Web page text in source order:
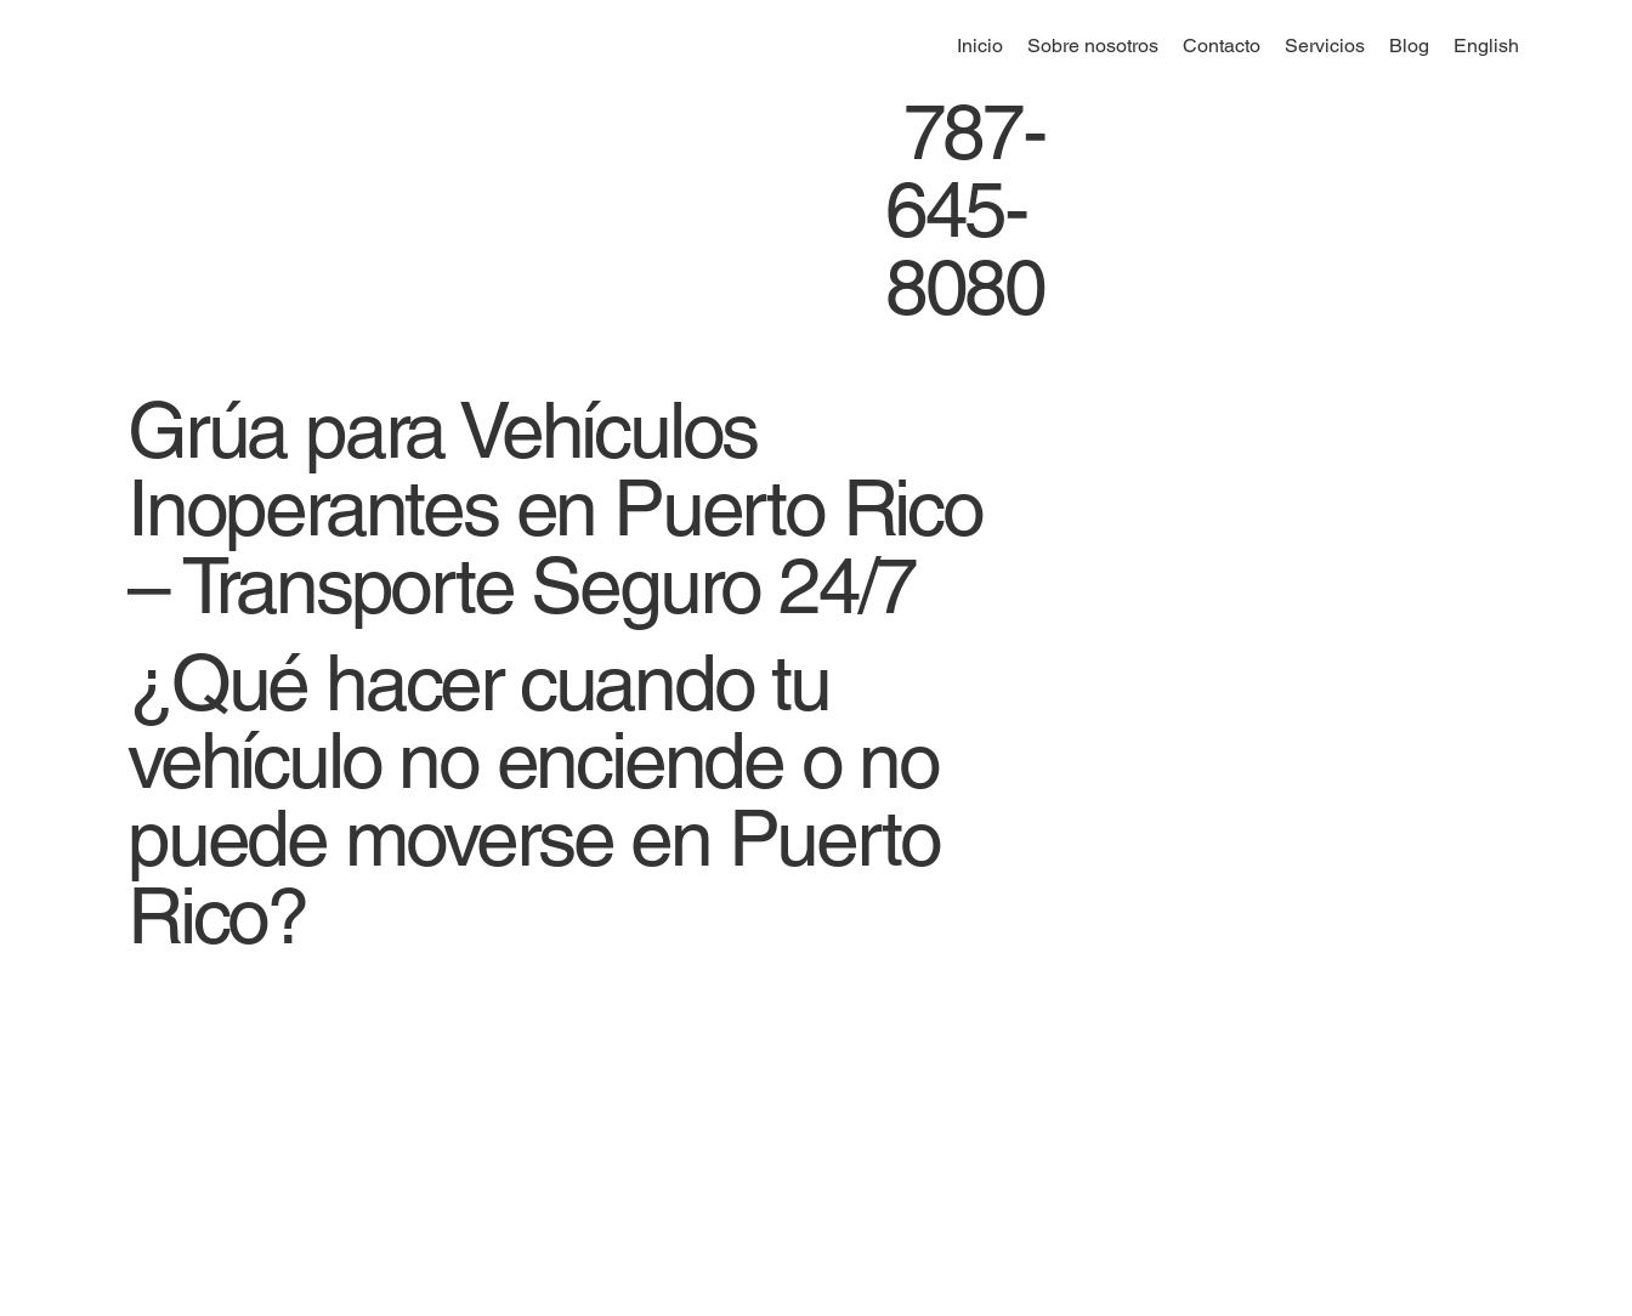
Inicio Sobre nosotros Contacto Servicios Blog English
787-
645-
8080
Grúa para Vehículos
Inoperantes en Puerto Rico
– Transporte Seguro 24/7
¿Qué hacer cuando tu
vehículo no enciende o no
puede moverse en Puerto
Rico?